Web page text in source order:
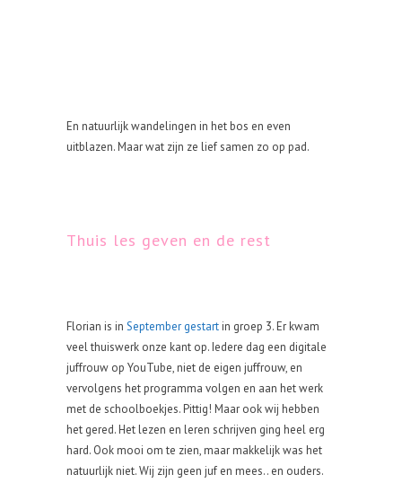
En natuurlijk wandelingen in het bos en even
uitblazen. Maar wat zijn ze lief samen zo op pad.
Thuis les geven en de rest
Florian is in September gestartin groep 3. Er kwam
veel thuiswerk onze kant op. Iedere dag een digitale
juffrouw op YouTube, niet de eigen juffrouw, en
vervolgens het programma volgen en aan het werk
met de schoolboekjes. Pittig! Maar ook wij hebben
het gered. Het lezen en leren schrijven ging heel erg
hard. Ook mooi om te zien, maar makkelijk was het
natuurlijk niet. Wij zijn geen juf en mees.. en ouders.